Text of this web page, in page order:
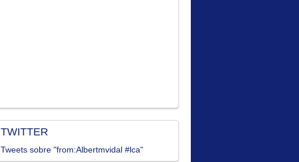
TWITTER
Tweets sobre "from:Albertmvidal #lca"